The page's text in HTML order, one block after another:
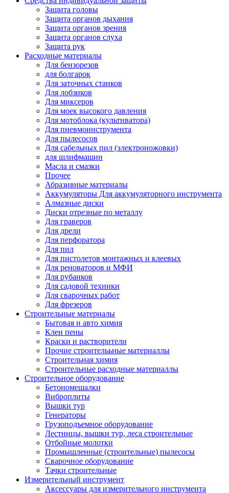
Защита головы
Защита органов дыхания
Защита органов зрения
Защита органов слуха
Защита рук
Расходные материалы
Для бензорезов
для болгарок
Для заточных станков
Для лобзиков
Для миксеров
Для моек высокого давления
Для мотоблока (культиватора)
Для пневмоинструмента
Для пылесосов
Для сабельных пил (электроножовки)
для шлифмашин
Масла и смазки
Прочее
Абразивные материалы
Аккумуляторы Для аккумуляторного инструмента
Алмазные диски
Диски отрезные по металлу
Для граверов
Для дрели
Для перфоратора
Для пил
Для пистолетов монтажных и клеевых
Для реноваторов и МФИ
Для рубанков
Для садовой техники
Для сварочных работ
Для фрезеров
Строительные материалы
Бытовая и авто химия
Клеи пены
Краски и растворители
Прочие строителььные материаллы
Строительная химия
Строительные расходные материаллы
Строительное оборудование
Бетономешалки
Виброплиты
Вышки тур
Генераторы
Грузоподъемное оборудование
Лестницы, вышки тур, леса строительные
Отбойные молотки
Промышленные (строительные) пылесосы
Сварочное оборудование
Тачки строительные
Измерительный инструмент
Аксессуары для измерительного инструмента